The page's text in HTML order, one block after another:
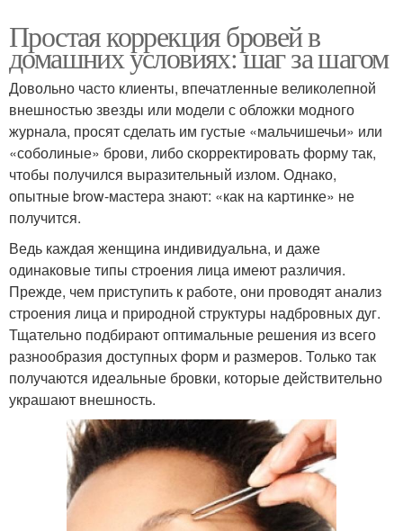
Простая коррекция бровей в
домашних условиях: шаг за шагом
Довольно часто клиенты, впечатленные великолепной
внешностью звезды или модели с обложки модного
журнала, просят сделать им густые «мальчишечьи» или
«соболиные» брови, либо скорректировать форму так,
чтобы получился выразительный излом. Однако,
опытные brow-мастера знают: «как на картинке» не
получится.
Ведь каждая женщина индивидуальна, и даже
одинаковые типы строения лица имеют различия.
Прежде, чем приступить к работе, они проводят анализ
строения лица и природной структуры надбровных дуг.
Тщательно подбирают оптимальные решения из всего
разнообразия доступных форм и размеров. Только так
получаются идеальные бровки, которые действительно
украшают внешность.